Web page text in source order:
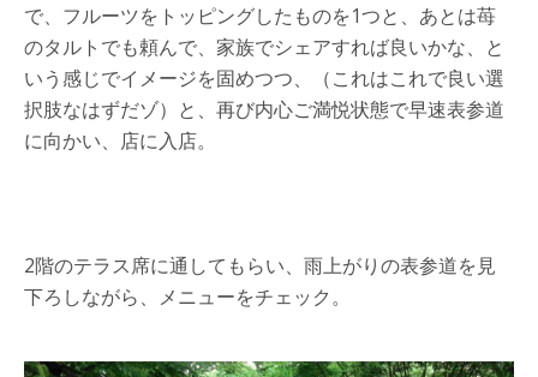
で、フルーツをトッピングしたものを1つと、あとは苺
のタルトでも頼んで、家族でシェアすれば良いかな、と
いう感じでイメージを固めつつ、（これはこれで良い選
択肢なはずだゾ）と、再び内心ご満悦状態で早速表参道
に向かい、店に入店。
2階のテラス席に通してもらい、雨上がりの表参道を見
下ろしながら、メニューをチェック。